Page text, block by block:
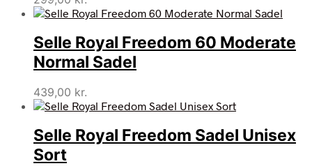
Selle Royal Freedom 60 Moderate
Normal Sadel
439,00 kr.
Selle Royal Freedom Sadel Unisex
Sort